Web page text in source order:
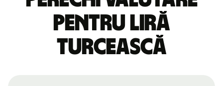
pentru liră
turcească